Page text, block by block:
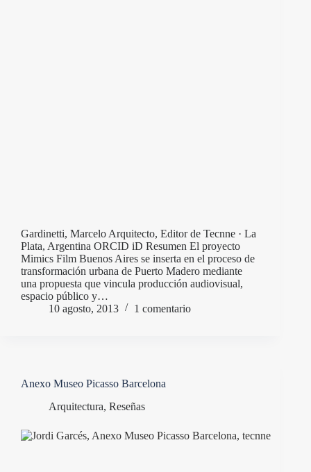
Gardinetti, Marcelo Arquitecto, Editor de Tecnne · La
Plata, Argentina ORCID iD Resumen El proyecto
Mimics Film Buenos Aires se inserta en el proceso de
transformación urbana de Puerto Madero mediante
una propuesta que vincula producción audiovisual,
espacio público y…
10 agosto, 2013
1 comentario
Anexo Museo Picasso Barcelona
Arquitectura, Reseñas